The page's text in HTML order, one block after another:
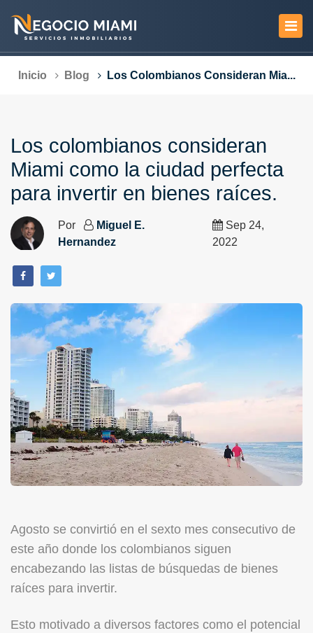
Inicio Blog Los Colombianos Consideran Mia...
Los colombianos consideran
Miami como la ciudad perfecta
para invertir en bienes raíces.
Por
Miguel E.
Hernandez
Sep 24,
2022
Agosto se convirtió en el sexto mes consecutivo de
este año donde los colombianos siguen
encabezando las listas de búsquedas de bienes
raíces para invertir.
Esto motivado a diversos factores como el potencial